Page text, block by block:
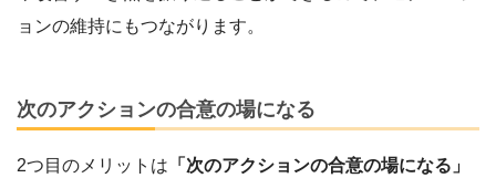
ョンの維持にもつながります。
次のアクションの合意の場になる
2つ目のメリットは 「次のアクションの合意の場になる」